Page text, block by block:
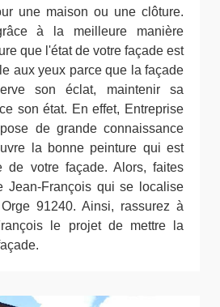
une maison ou une clôture.
à la meilleure manière
que l'état de votre façade est
aux yeux parce que la façade
son éclat, maintenir sa
son état. En effet, Entreprise
de grande connaissance
la bonne peinture qui est
de votre façade. Alors, faites
Jean-François qui se localise
91240. Ainsi, rassurez à
le projet de mettre la